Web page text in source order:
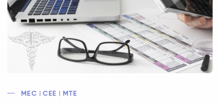
MEC | CEE | MTE